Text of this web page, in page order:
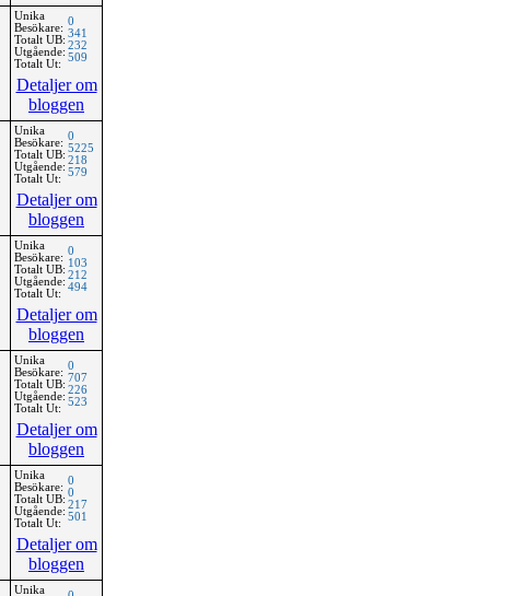
Unika
Besökare:
Totalt UB:
Utgående:
Totalt Ut:
0
341
232
509
Detaljer om
bloggen
Unika
Besökare:
Totalt UB:
Utgående:
Totalt Ut:
0
5225
218
579
Detaljer om
bloggen
Unika
Besökare:
Totalt UB:
Utgående:
Totalt Ut:
0
103
212
494
Detaljer om
bloggen
Unika
Besökare:
Totalt UB:
Utgående:
Totalt Ut:
0
707
226
523
Detaljer om
bloggen
Unika
Besökare:
Totalt UB:
Utgående:
Totalt Ut:
0
0
217
501
Detaljer om
bloggen
Unika